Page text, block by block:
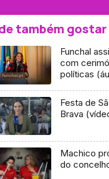
também gostar
Funchal
com
políticas
Festa de
Brava
Machico
do